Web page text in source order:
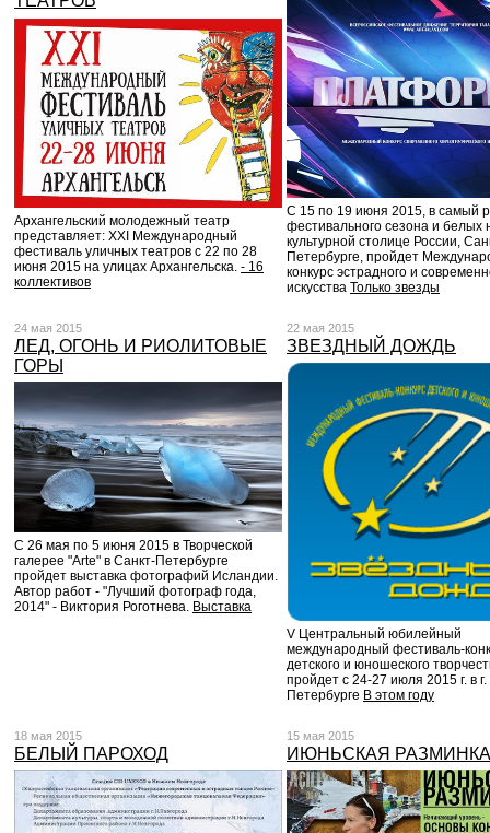
Архангельский молодежный театр
представляет: XXI Международный
фестиваль уличных театров с 22 по 28
июня 2015 на улицах Архангельска. - 16
коллективов
С 15 по 19 июня 2015, в самый
фестивального сезона и белых
культурной столице России,
Петербурге, пройдет
конкурс эстрадного и
искусства Только звезды
24 мая 2015
ЛЕД, ОГОНЬ И РИОЛИТОВЫЕ
ГОРЫ
С 26 мая по 5 июня 2015 в Творческой
галерее "Arte" в Санкт-Петербурге
пройдет выставка фотографий Исландии.
Автор работ - "Лучший фотограф года,
2014" - Виктория Роготнева. Выставка
22 мая 2015
ЗВЕЗДНЫЙ ДОЖДЬ
V Центральный юбилейный
международный фестиваль-
детского и юношеского
пройдет с 24-27 июля 2015 г. в
Петербурге В этом году
18 мая 2015
БЕЛЫЙ ПАРОХОД
15 мая 2015
ИЮНЬСКАЯ РАЗМИНКА